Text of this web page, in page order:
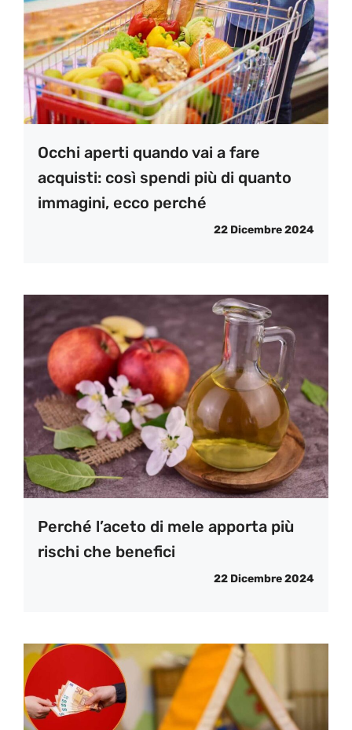
Occhi aperti quando vai a fare
acquisti: così spendi più di quanto
immagini, ecco perché
22 Dicembre 2024
Perché l’aceto di mele apporta più
rischi che benefici
22 Dicembre 2024